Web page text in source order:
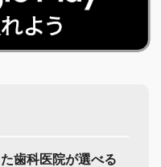
歯科医院が選べる